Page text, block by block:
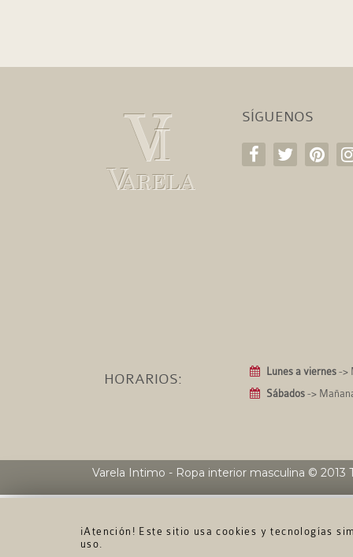
¡Atención! Este sitio usa cookies y tecnologías
uso.
SÍGUENOS
HORARIOS: Lunes a viernes ->
Sábados ->
Varela Intimo - Ropa interior masculina © 2013